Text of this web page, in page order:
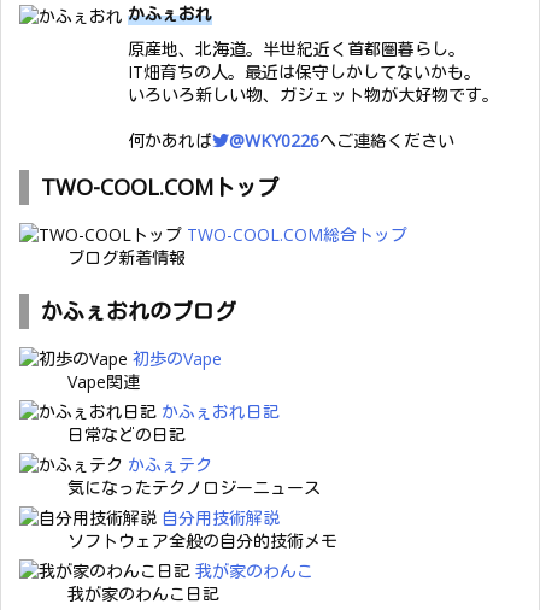
かふぇおれ
原産地、北海道。半世紀近く首都圏暮らし。
IT畑育ちの人。最近は保守しかしてないかも。
いろいろ新しい物、ガジェット物が大好物です。
何かあれば
@WKY0226へご連絡ください
TWO-COOL.COMトップ
TWO-COOL.COM総合トップ
ブログ新着情報
かふぇおれのブログ
初歩のVape
Vape関連
かふぇおれ日記
日常などの日記
かふぇテク
気になったテクノロジーニュース
自分用技術解説
ソフトウェア全般の自分的技術メモ
我が家のわんこ
我が家のわんこ日記